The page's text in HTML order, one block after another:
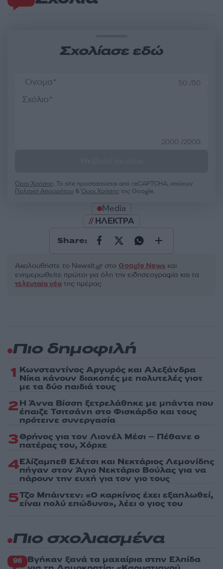
Σχολίασε εδώ
50 /50
2000 /2000
Όροι Χρήσης. Το site προστατεύεται από reCAPTCHA, ισχύουν
Πολιτική Απορρήτου &Όροι Χρήσης της Google.
Media
ΗΛΕΚΤΡΑ
Share:
Ακολουθήστε το Νewsit.gr στο Google News και
ενημερωθείτε πρώτοι για όλη την ειδησεογραφία και τα
τελευταία νέα της ημέρας
Πιο δημοφιλή
1 Κωνσταντίνος Αργυρός και Αλεξάνδρα
Νίκα κάνουν διακοπές με πολυτελές γιοτ
με τα δύο παιδιά τους
2Η Άννα Βίσση ξετρελάθηκε με μπάντα που
έπαιζε Τσιτσάνη στο Φισκάρδο και τους
πρότεινε συνεργασία
3Θρήνος για τον Λιονέλ Μέσι – Πέθανε ο
πατέρας του, Χόρχε
4Ελίζαμπεθ Ελέτσι και Νεκτάριος Λεμονίδης
πήγαν στον Άγιο Νεκτάριο Βούλας για να
πάρουν την ευχή για τον γιο τους
5Τζο Μπάιντεν: «Ο καρκίνος έχει εξαπλωθεί,
είναι πολύ επώδυνο», λέει ο γιος του
Πιο σχολιασμένα
96 Βγήκαν ξανά τα μαχαίρια στην Ελπίδα